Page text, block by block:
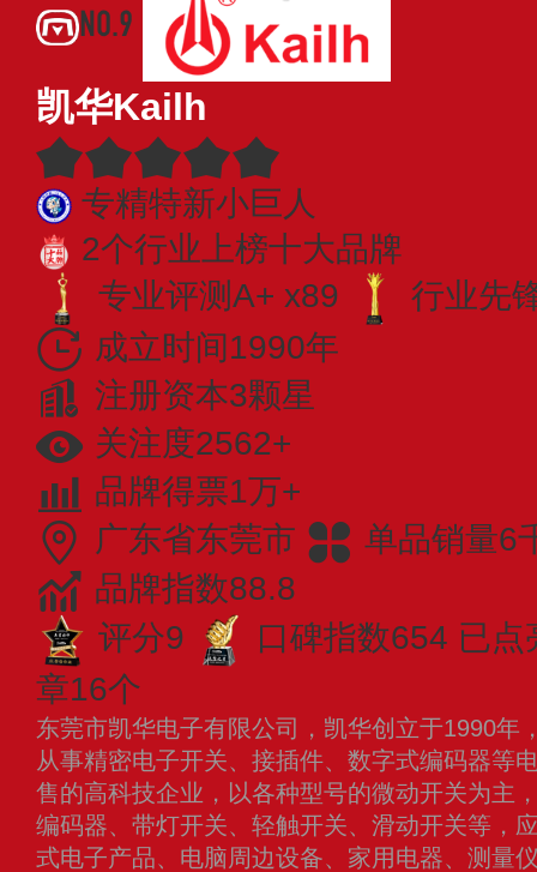
NO.9
凯华Kailh
专精特新小巨人
2个行业上榜十大品牌
专业评测A+ x89
行业先
成立时间1990年
注册资本3颗星
关注度2562+
品牌得票1万+
广东省东莞市
单品销量6
品牌指数88.8
评分9
口碑指数654 已点
章16个
东莞市凯华电子有限公司，凯华创立于1990年
从事精密电子开关、接插件、数字式编码器等
售的高科技企业，以各种型号的微动开关为主
编码器、带灯开关、轻触开关、滑动开关等，
式电子产品、电脑周边设备、家用电器、测量